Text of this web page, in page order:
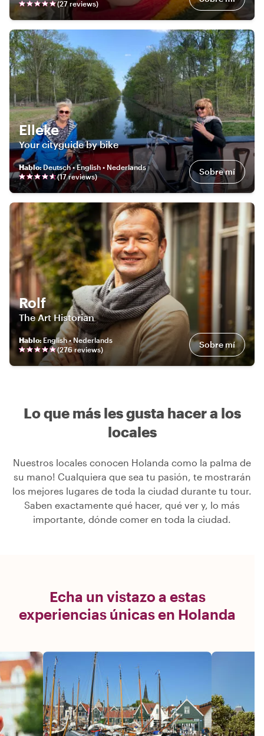
(27 reviews)
Elleke
Your cityguide by bike
Hablo:Deutsch • English • Nederlands
(17reviews) Sobre mí
Rolf
The Art Historian
Hablo: English • Nederlands
(276 reviews) Sobre mí
Lo que más les gusta hacer a los
locales
Nuestros locales conocen Holanda como la palma de
su mano! Cualquiera que sea tu pasión, te mostrarán
los mejores lugares de toda la ciudad durante tu tour.
Saben exactamente qué hacer, qué ver y, lo más
importante, dónde comer en toda la ciudad.
Echa un vistazo a estas
experiencias únicas en Holanda